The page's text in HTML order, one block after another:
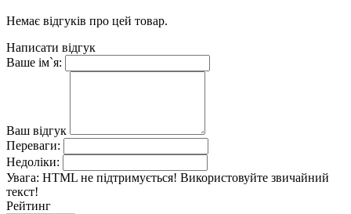
Немає відгуків про цей товар.
Написати відгук
Ваше ім`я:
Ваш відгук
Переваги:
Недоліки:
Увага: HTML не підтримується! Використовуйте звичайний
текст!
Рейтинг